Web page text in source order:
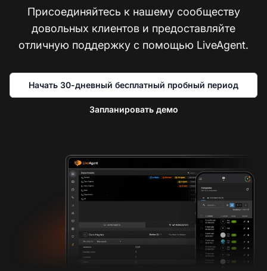
Присоединяйтесь к нашему сообществу
довольных клиентов и предоставляйте
отличную поддержку с помощью LiveAgent.
Начать 30-дневный бесплатный пробный период
Запланировать демо